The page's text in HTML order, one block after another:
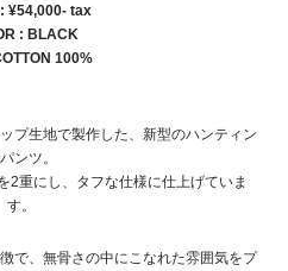
¥54,000- tax
: BLACK
100%
プ生地で製作した、新型のハンティン
ンツ。
2重にし、タフな仕様に仕上げていま
す。
で、無骨さの中にこなれた雰囲気をプ